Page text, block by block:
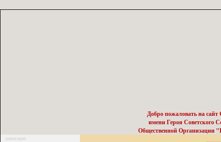
Добро пожаловать на
имени Героя Советского
Общественной Организации
навигация